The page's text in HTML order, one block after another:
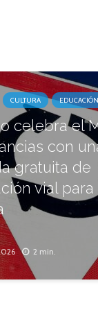
CULTURA EDUCACIÓN
celebra el
con
gratuita de
vial
2 min.